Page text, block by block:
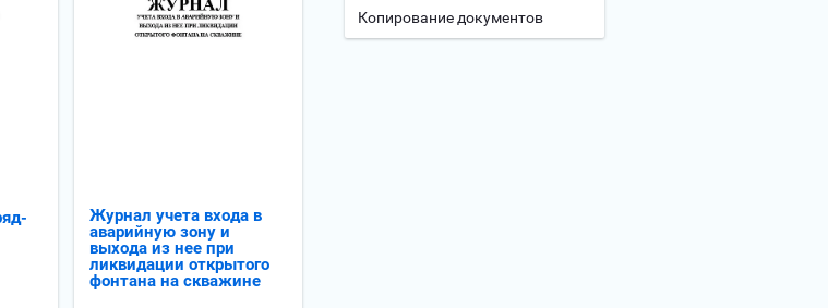
Журнал учета входа в
аварийную зону и
выхода из нее при
ликвидации открытого
фонтана на скважине
Копирование документов